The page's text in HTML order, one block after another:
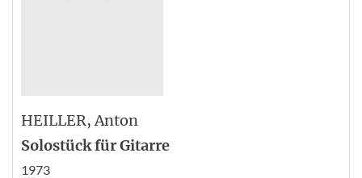
HEILLER, Anton
Solostück für Gitarre
1973